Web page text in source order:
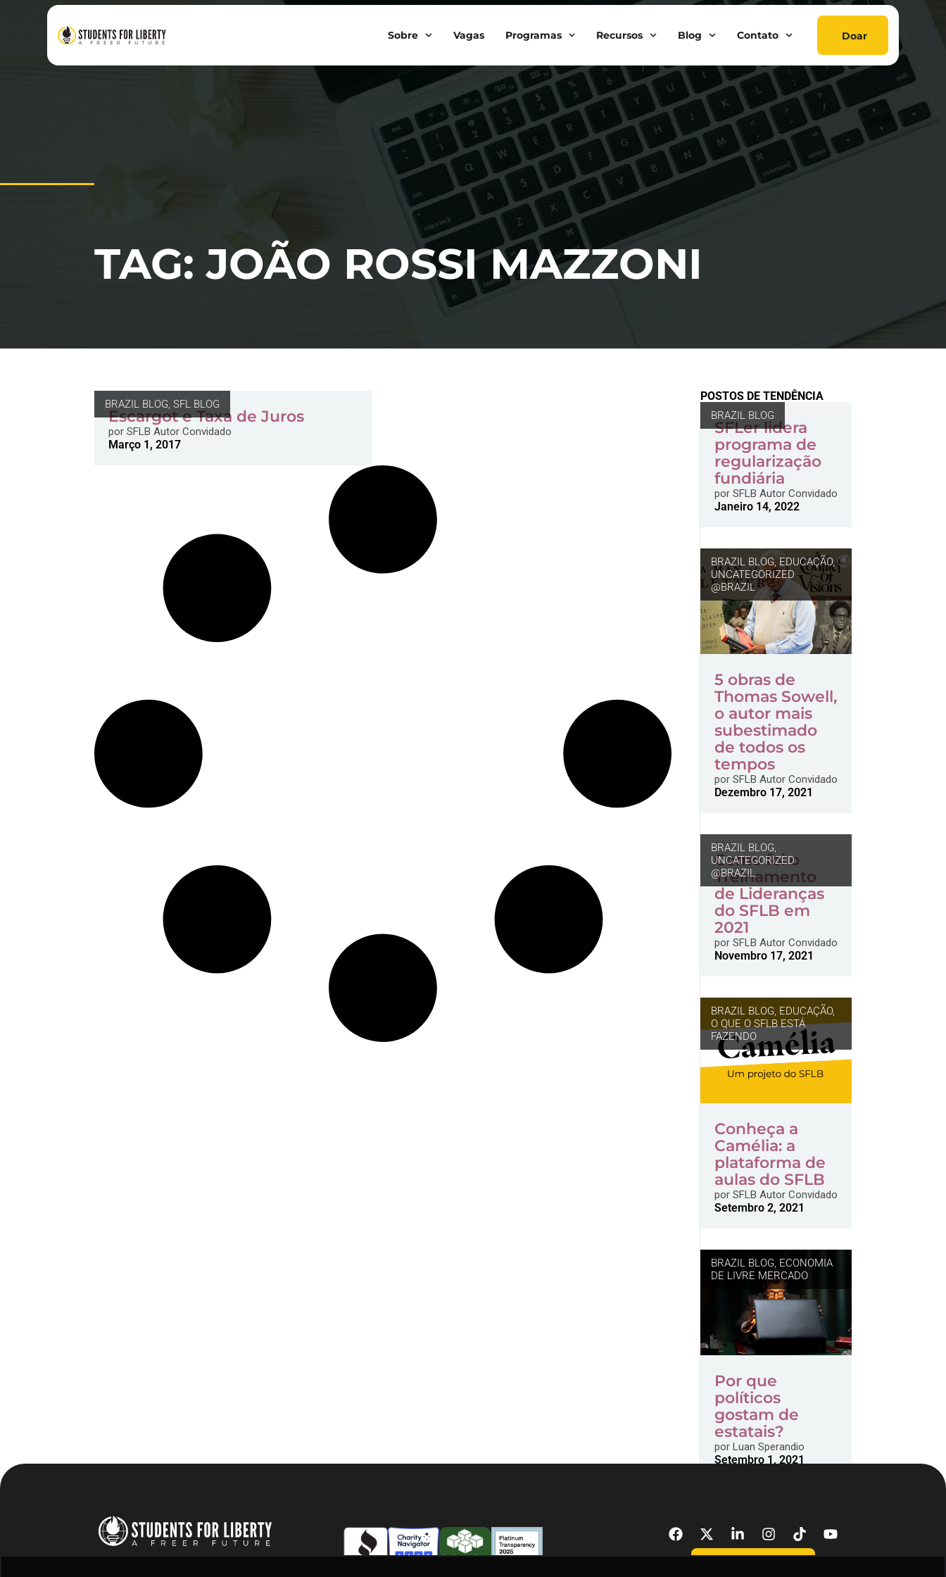
Sobre Vagas Programas Recursos Blog Contato Doar
TAG: JOÃO ROSSI MAZZONI
BRAZIL BLOG,SFL BLOG
Escargot e Taxa de Juros
por SFLB Autor Convidado
Março 1, 2017
POSTOS DE TENDÊNCIA
BRAZIL BLOG
SFLer lidera
programa de
regularização
fundiária
porSFLB Autor Convidado
Janeiro 14, 2022
BRAZIL BLOG,EDUCAÇÃO,
UNCATEGORIZED
@BRAZIL
5 obras de
Thomas Sowell,
o autor mais
subestimado
de todos os
tempos
porSFLB Autor Convidado
Dezembro 17, 2021
BRAZIL BLOG,
UNCATEGORIZED
@BRAZIL
Como foi o
Treinamento
de Lideranças
do SFLB em
2021
porSFLB Autor Convidado
Novembro 17, 2021
BRAZIL BLOG, EDUCAÇÃO,
O QUE O SFLB ESTÁ
FAZENDO
Conheça a
Camélia: a
plataforma de
aulas do SFLB
porSFLB Autor Convidado
Setembro 2, 2021
BRAZIL BLOG, ECONOMIA
DE LIVRE MERCADO
Por que
políticos
gostam de
estatais?
porLuan Sperandio
Setembro 1, 2021